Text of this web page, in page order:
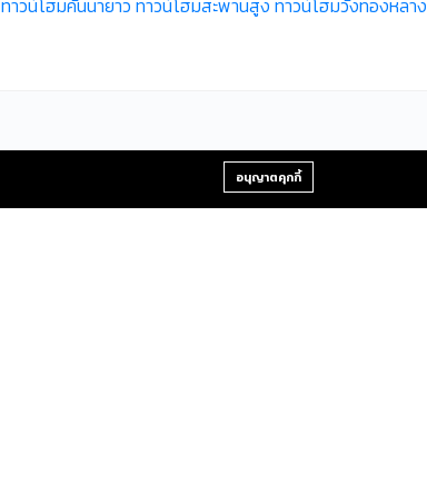
+66-2-840-2224, 081-638-9190
อนุญาตคุกกี้